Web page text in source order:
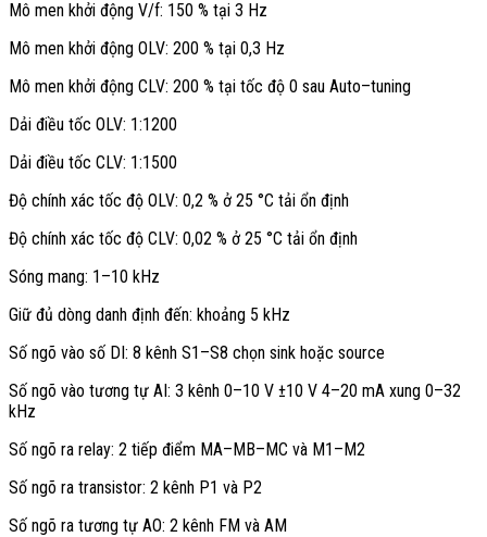
mát.
Tiêu chuẩn tủ: vỏ kim loại, tiếp địa tốt, phân luồng cáp lực và
cáp điều khiển.
Vệ sinh môi trường: tránh bụi dẫn điện, sương dầu, hơi ăn mòn,
ẩm ngưng tụ.
Bảo dưỡng: định kỳ vệ sinh heatsink, kiểm tra quạt và siết lại
Operator: cho phép tháo rời, gắn cửa tủ để thao tác thuận tiện.
Tính năng nổi bật
cho IM và OLVPM/CLVPM cho PM. Mô-men khởi động mạnh, độ
hầu hết ứng dụng công nghiệp.
Sóng mang linh hoạt 1–10 kHz cho khung lớn giúp cân bằng tiếng ồn,
tổn hao và dòng ra. Khi cần giảm nhiễu âm, có thể tăng tần số sóng
mang, đồng thời áp dụng derating phù hợp để duy trì độ tin cậy dài
hạn.
Tính năng an toàn Safe Disable hai kênh đạt PLd/SIL2, tích hợp EDM
để giám sát. Người dùng dễ dàng mở rộng truyền thông qua option
Profinet, EtherNet/IP, Profibus-DP, DeviceNet, CANopen, CC-Link, và
Mechatrolink.
Mô men khởi động V/f: 150 % tại 3 Hz
Mô men khởi động OLV: 200 % tại 0,3 Hz
Mô men khởi động CLV: 200 % tại tốc độ 0 sau Auto–tuning
Dải điều tốc OLV: 1:1200
Dải điều tốc CLV: 1:1500
Độ chính xác tốc độ OLV: 0,2 % ở 25 °C tải ổn định
Độ chính xác tốc độ CLV: 0,02 % ở 25 °C tải ổn định
Sóng mang: 1–10 kHz
Giữ đủ dòng danh định đến: khoảng 5 kHz
Số ngõ vào số DI: 8 kênh S1–S8 chọn sink hoặc source
Số ngõ vào tương tự AI: 3 kênh 0–10 V ±10 V 4–20 mA xung 0–32
kHz
Số ngõ ra relay: 2 tiếp điểm MA–MB–MC và M1–M2
Số ngõ ra transistor: 2 kênh P1 và P2
Số ngõ ra tương tự AO: 2 kênh FM và AM